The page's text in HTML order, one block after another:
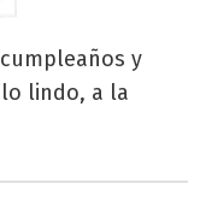
y
lo lindo, a la